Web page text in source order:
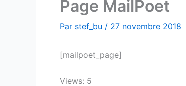
Page MailPoet
Par stef_bu / 27 novembre 2018
[mailpoet_page]
Views: 5